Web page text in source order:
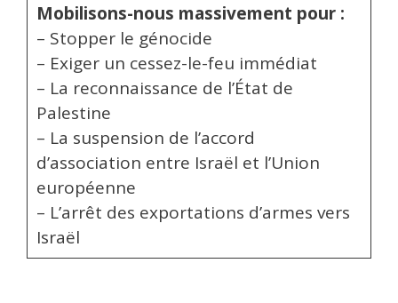
Mobilisons-nous massivement pour :
– Stopper le génocide
– Exiger un cessez-le-feu immédiat
– La reconnaissance de l’État de
Palestine
– La suspension de l’accord
d’association entre Israël et l’Union
européenne
– L’arrêt des exportations d’armes vers
Israël